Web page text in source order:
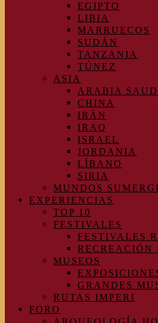
EGIPTO
LIBIA
MARRUECOS
SUDÁN
TANZANIA
TÚNEZ
ASIA
ARABIA
CHINA
IRÁN
IRAQ
ISRAEL
JORDANIA
LÍBANO
SIRIA
MUNDOS
EXPERIENCIAS
TOP 10
FESTIVALES
FESTIVALES
RECREACIÓN
MUSEOS
GRANDES
RUTAS IMPERI
FORO